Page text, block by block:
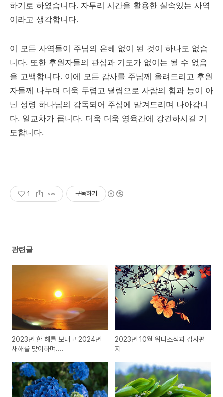
하기로 하였습니다. 자투리 시간을 활용한 실속있는 사역
이라고 생각합니다.
이 모든 사역들이 주님의 은혜 없이 된 것이 하나도 없습
니다. 또한 후원자들의 관심과 기도가 없이는 될 수 없음
을 고백합니다. 이에 모든 감사를 주님께 올려드리고 후원
자들께 나누며 더욱 두렵고 떨림으로 사람의 힘과 능이 아
닌 성령 하나님의 감독되어 주심에 맡겨드리며 나아갑니
다. 일교차가 큽니다. 더욱 더욱 영육간에 강건하시길 기
도합니다.
1 구독하기
관련글
2023년 한 해를 보내고 2024년
새해를 맞이하며....
2023년 10월 위디소식과 감사편
지